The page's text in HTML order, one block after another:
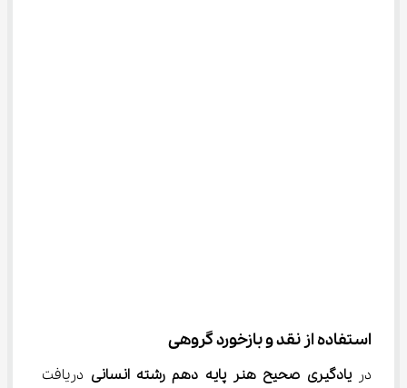
استفاده از نقد و بازخورد گروهی
در یادگیری صحیح هنر پایه دهم رشته انسانی دریافت